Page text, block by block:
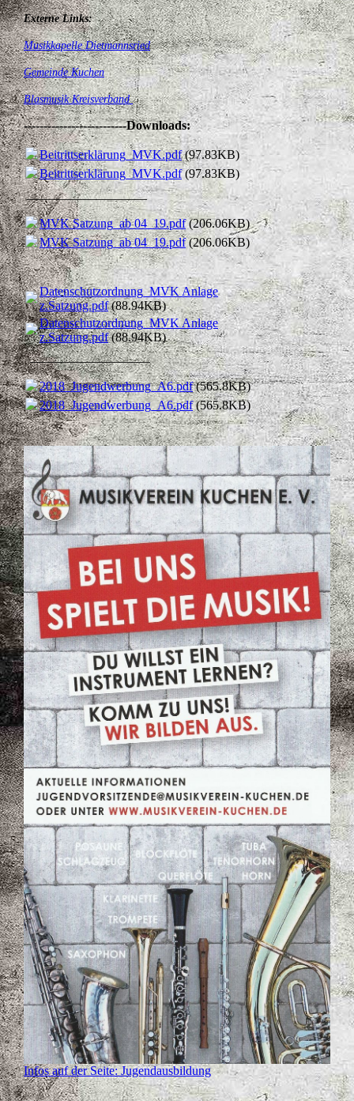
Externe Links:
Musikkapelle Dietmannsried
Gemeinde Kuchen
Blasmusik Kreisverband
--------------------------Downloads:
Beitrittserklärung_MVK.pdf(97.83KB)
Beitrittserklärung_MVK.pdf(97.83KB)
___________________
MVK Satzung_ab 04_19.pdf(206.06KB)
MVK Satzung_ab 04_19.pdf(206.06KB)
Datenschutzordnung_MVK Anlage
z.Satzung.pdf(88.94KB)
Datenschutzordnung_MVK Anlage
z.Satzung.pdf(88.94KB)
___________________
2018_Jugendwerbung_A6.pdf(565.8KB)
2018_Jugendwerbung_A6.pdf(565.8KB)
Infos auf der Seite: Jugendausbildung